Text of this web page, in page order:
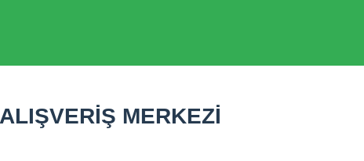
MERKEZİ